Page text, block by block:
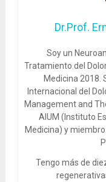
Dr.Prof.
Soy un
Tratamiento del
Medicina 2018.
Internacional del
Management and
AIUM (Instituto
Medicina) y
Tengo más de